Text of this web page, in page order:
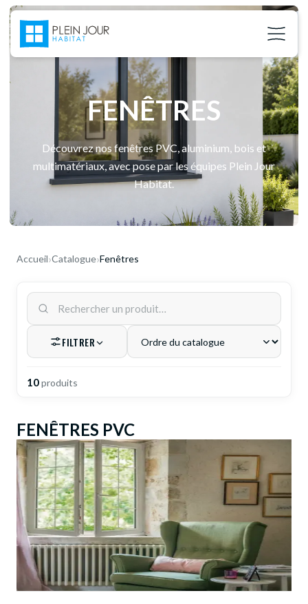
DEMANDE DE DEVIS
FENÊTRES
Découvrez nos fenêtres PVC, aluminium, bois et
multimatériaux, avec pose par les équipes Plein Jour
Habitat.
Accueil›Catalogue›Fenêtres
FILTRER
10produits
FENÊTRES PVC